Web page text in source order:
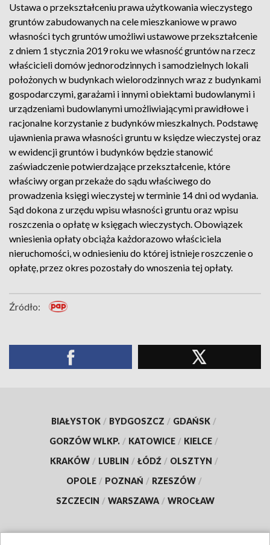
Ustawa o przekształceniu prawa użytkowania wieczystego
gruntów zabudowanych na cele mieszkaniowe w prawo
własności tych gruntów umożliwi ustawowe przekształcenie
z dniem 1 stycznia 2019 roku we własność gruntów na rzecz
właścicieli domów jednorodzinnych i samodzielnych lokali
położonych w budynkach wielorodzinnych wraz z budynkami
gospodarczymi, garażami i innymi obiektami budowlanymi i
urządzeniami budowlanymi umożliwiającymi prawidłowe i
racjonalne korzystanie z budynków mieszkalnych. Podstawę
ujawnienia prawa własności gruntu w księdze wieczystej oraz
w ewidencji gruntów i budynków będzie stanowić
zaświadczenie potwierdzające przekształcenie, które
właściwy organ przekaże do sądu właściwego do
prowadzenia księgi wieczystej w terminie 14 dni od wydania.
Sąd dokona z urzędu wpisu własności gruntu oraz wpisu
roszczenia o opłatę w księgach wieczystych. Obowiązek
wniesienia opłaty obciąża każdorazowo właściciela
nieruchomości, w odniesieniu do której istnieje roszczenie o
opłatę, przez okres pozostały do wnoszenia tej opłaty.
Źródło:
BIAŁYSTOK / BYDGOSZCZ / GDAŃSK /
GORZÓW WLKP. / KATOWICE / KIELCE /
KRAKÓW / LUBLIN / ŁÓDŹ / OLSZTYN /
OPOLE / POZNAŃ / RZESZÓW /
SZCZECIN / WARSZAWA / WROCŁAW